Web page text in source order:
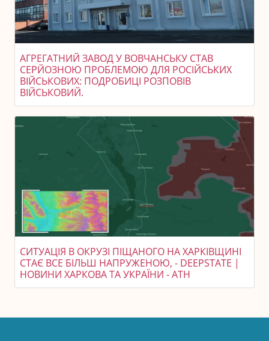
АГРЕГАТНИЙ ЗАВОД У ВОВЧАНСЬКУ СТАВ
СЕРЙОЗНОЮ ПРОБЛЕМОЮ ДЛЯ РОСІЙСЬКИХ
ВІЙСЬКОВИХ: ПОДРОБИЦІ РОЗПОВІВ
ВІЙСЬКОВИЙ.
СИТУАЦІЯ В ОКРУЗІ ПІЩАНОГО НА ХАРКІВЩИНІ
СТАЄ ВСЕ БІЛЬШ НАПРУЖЕНОЮ, - DEEPSTATE |
НОВИНИ ХАРКОВА ТА УКРАЇНИ - АТН